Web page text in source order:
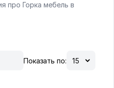
про Горка мебель в
Показать по: